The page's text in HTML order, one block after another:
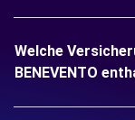
Welche
BENEVENTO